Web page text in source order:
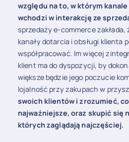
względu na to, w którym kanale
wchodzi w interakcję ze
sprzedaży e-commerce
kanały dotarcia i obsługi klienta
współpracować. Im więcej
klient ma do dyspozycji, by
większe będzie jego poczucie
lojalność przy zakupach w
swoich klientów i zrozumieć,
najważniejsze, oraz skupić się
których zaglądają najczęściej.